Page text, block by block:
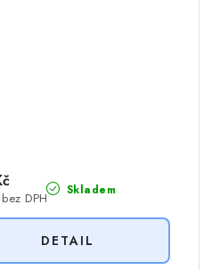
Skladem
DPH